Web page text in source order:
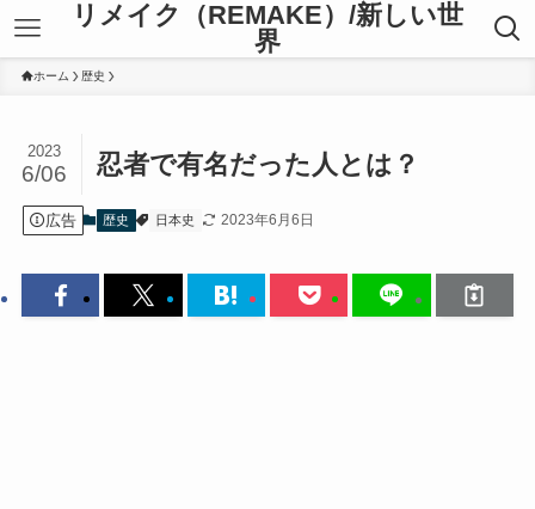
リメイク（REMAKE）/新しい世
界
ホーム 歴史
忍者で有名だった人とは？
2023
6/06
広告 歴史 日本史 2023年6月6日